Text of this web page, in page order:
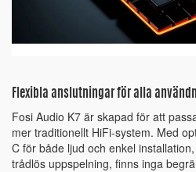
Flexibla anslutningar för alla
Fosi Audio K7 är skapad för att
mer traditionellt HiFi-system. Med
C för både ljud och enkel
trådlös uppspelning, finns inga